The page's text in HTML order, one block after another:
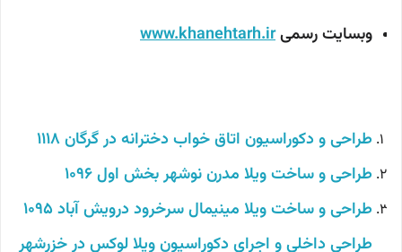
وبسایت رسمیwww.khanehtarh.ir
طراحی و دکوراسیون اتاق خواب دخترانه در گرگان 1118
طراحی و ساخت ویلا مدرن نوشهر بخش اول 1096
طراحی و ساخت ویلا مینیمال سرخرود درویش آباد 1095
طراحی داخلی و اجرای دکوراسیون ویلا لوکس در خزرشهر